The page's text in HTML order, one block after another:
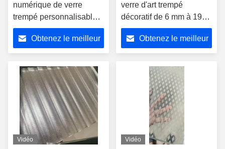
numérique de verre
trempé personnalisable à
l'acide AG SGCC
approuvée
Obtenez le meilleur
verre d'art trempé
décoratif de 6 mm à 19
mm d'épaisseur
Obtenez le meilleur
Vidéo Vidéo